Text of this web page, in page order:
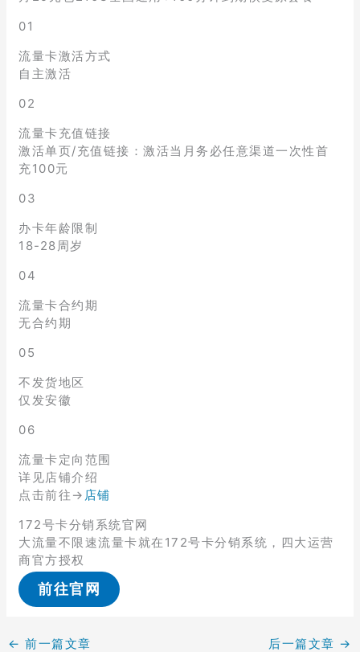
01
流量卡激活方式
自主激活
02
流量卡充值链接
激活单页/充值链接：激活当月务必任意渠道一次性首
充100元
03
办卡年龄限制
18-28周岁
04
流量卡合约期
无合约期
05
不发货地区
仅发安徽
06
流量卡定向范围
详见店铺介绍
点击前往→ 店铺
172号卡分销系统官网
大流量不限速流量卡就在172号卡分销系统，四大运营
商官方授权
前往官网
← 前一篇文章 后一篇文章 →